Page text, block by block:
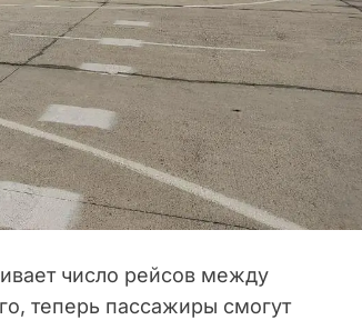
число рейсов между
теперь пассажиры смогут